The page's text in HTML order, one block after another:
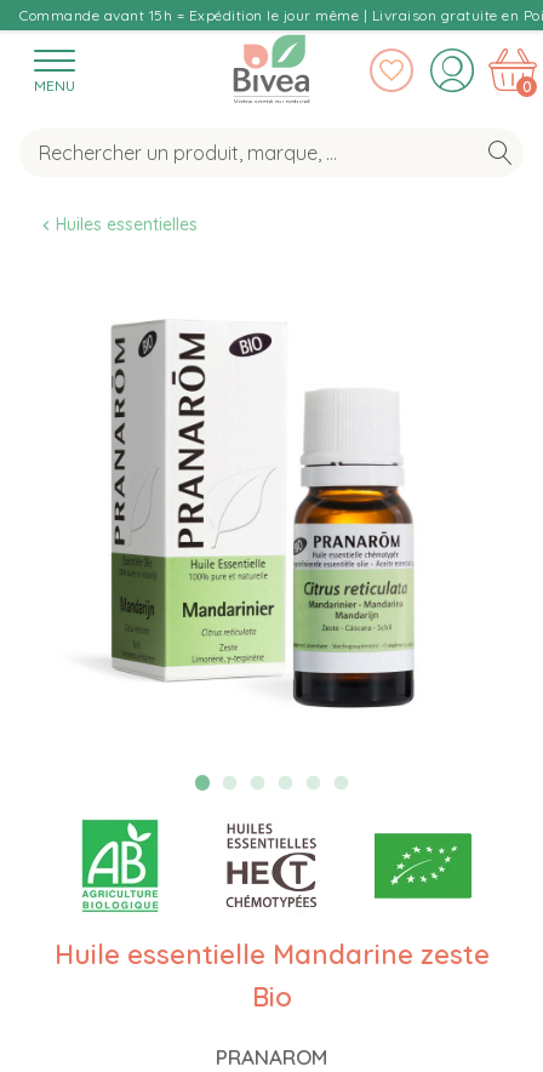
Commande avant 15h = Expédition le jour même | Livraison gratuite en
MENU 0
Huiles essentielles
Huile essentielle Mandarine zeste
Bio
PRANAROM